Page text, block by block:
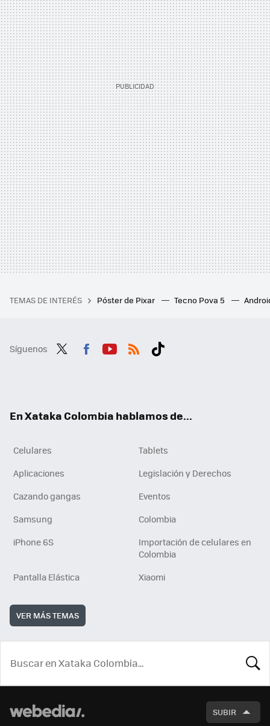
TEMAS DE INTERÉS Póster de Pixar Tecno Pova 5
Síguenos
En Xataka Colombia hablamos de...
Celulares
Tablets
Aplicaciones
Legislación y Derechos
Cazando gangas
Eventos
Samsung
Colombia
iPhone 6S
Importación de celulares en
Colombia
Pantalla Elástica
Xiaomi
VER MÁS TEMAS
SUBIR